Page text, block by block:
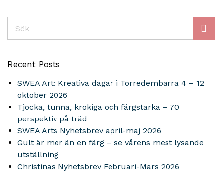
Recent Posts
SWEA Art: Kreativa dagar i Torredembarra 4 – 12
oktober 2026
Tjocka, tunna, krokiga och färgstarka – 70
perspektiv på träd
SWEA Arts Nyhetsbrev april-maj 2026
Gult är mer än en färg – se vårens mest lysande
utställning
Christinas Nyhetsbrev Februari-Mars 2026